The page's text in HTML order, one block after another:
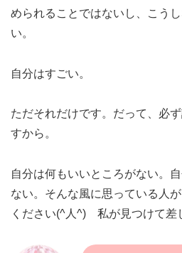
められることではないし、こう
い。
自分はすごい。
ただそれだけです。だって、必
すから。
自分は何もいいところがない。
ない。そんな風に思っている人
ください(^人^) 私が見つけて差